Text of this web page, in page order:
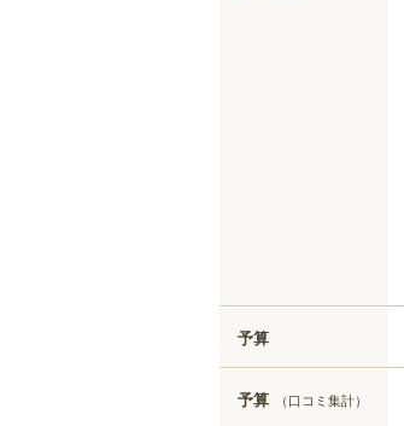
予算
予算 （口コミ集計）